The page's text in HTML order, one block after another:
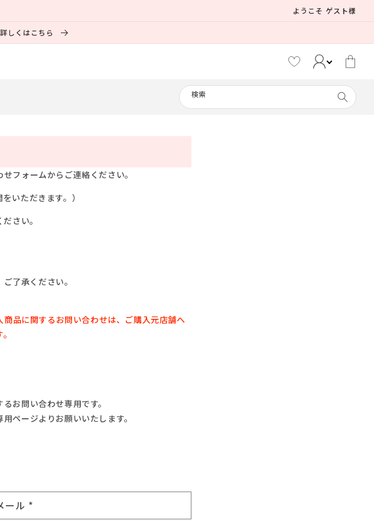
ようこそ ゲスト様
しくはこちら
カ
ー
検索
フォームからご連絡ください。
いただきます。）
さい。
了承ください。
品に関するお問い合わせは、 ご購入元店舗へ
お問い合わせ専用です。
ページよりお願いいたします。
ール *